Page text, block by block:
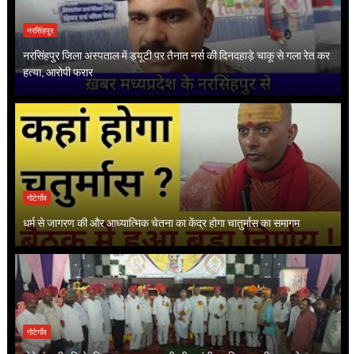
नरसिंहपुर
नरसिंहपुर जिला अस्पताल में ड्यूटी पर तैनात नर्स की दिनदहाड़े चाकू से गला रेत कर
हत्या, आरोपी फरार
गोटेगाँव
धर्म से जागरण की और आध्यात्मिक चेतना का केंद्र होगा चातुर्मास का समागम
गोटेगाँव